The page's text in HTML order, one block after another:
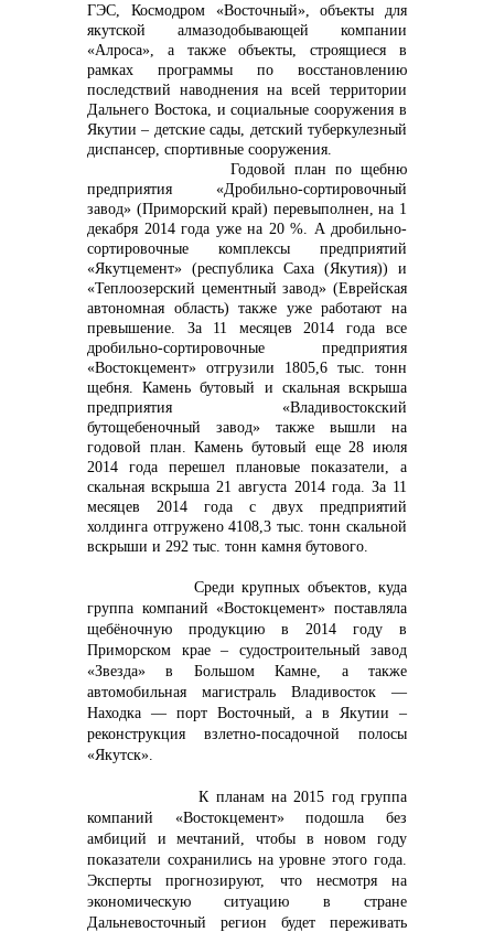
ГЭС, Космодром «Восточный», объекты для
якутской алмазодобывающей компании
«Алроса», а также объекты, строящиеся в
рамках программы по восстановлению
последствий наводнения на всей территории
Дальнего Востока, и социальные сооружения в
Якутии – детские сады, детский туберкулезный
диспансер, спортивные сооружения.
Годовой план по щебню
предприятия «Дробильно-сортировочный
завод» (Приморский край) перевыполнен, на 1
декабря 2014 года уже на 20 %. А дробильно-
сортировочные комплексы предприятий
«Якутцемент» (республика Саха (Якутия)) и
«Теплоозерский цементный завод» (Еврейская
автономная область) также уже работают на
превышение. За 11 месяцев 2014 года все
дробильно-сортировочные предприятия
«Востокцемент» отгрузили 1805,6 тыс. тонн
щебня. Камень бутовый и скальная вскрыша
предприятия «Владивостокский
бутощебеночный завод» также вышли на
годовой план. Камень бутовый еще 28 июля
2014 года перешел плановые показатели, а
скальная вскрыша 21 августа 2014 года. За 11
месяцев 2014 года с двух предприятий
холдинга отгружено 4108,3 тыс. тонн скальной
вскрыши и 292 тыс. тонн камня бутового.
Среди крупных объектов, куда
группа компаний «Востокцемент» поставляла
щебёночную продукцию в 2014 году в
Приморском крае – судостроительный завод
«Звезда» в Большом Камне, а также
автомобильная магистраль Владивосток —
Находка — порт Восточный, а в Якутии –
реконструкция взлетно-посадочной полосы
«Якутск».
К планам на 2015 год группа
компаний «Востокцемент» подошла без
амбиций и мечтаний, чтобы в новом году
показатели сохранились на уровне этого года.
Эксперты прогнозируют, что несмотря на
экономическую ситуацию в стране
Дальневосточный регион будет переживать